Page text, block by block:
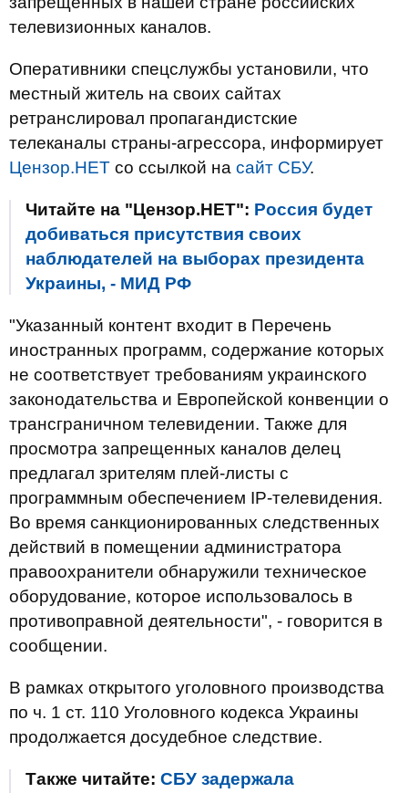
телевизионных каналов.
Оперативники спецслужбы установили, что
местный житель на своих сайтах
ретранслировал пропагандистские
телеканалы страны-агрессора, информирует
Цензор.НЕТ со ссылкой на сайт СБУ.
Читайте на "Цензор.НЕТ": Россия будет
добиваться присутствия своих
наблюдателей на выборах президента
Украины, - МИД РФ
"Указанный контент входит в Перечень
иностранных программ, содержание которых
не соответствует требованиям украинского
законодательства и Европейской конвенции о
трансграничном телевидении. Также для
просмотра запрещенных каналов делец
предлагал зрителям плей-листы с
программным обеспечением IP-телевидения.
Во время санкционированных следственных
действий в помещении администратора
правоохранители обнаружили техническое
оборудование, которое использовалось в
противоправной деятельности", - говорится в
сообщении.
В рамках открытого уголовного производства
по ч. 1 ст. 110 Уголовного кодекса Украины
продолжается досудебное следствие.
Также читайте: СБУ задержала